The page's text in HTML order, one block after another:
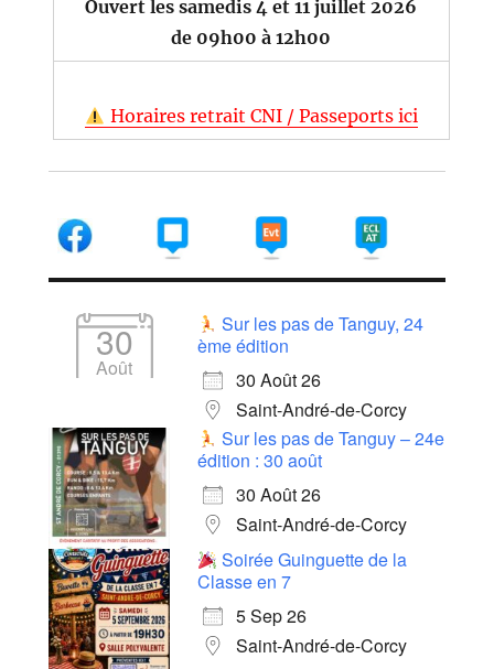
Ouvert les samedis 4 et 11 juillet 2026
de 09h00 à 12h00
Horaires retrait CNI / Passeports ici
30
Août
Sur les pas de Tanguy, 24
ème édition
30 Août 26
Saint-André-de-Corcy
Sur les pas de Tanguy – 24e
édition : 30 août
30 Août 26
Saint-André-de-Corcy
Soirée Guinguette de la
Classe en 7
5 Sep 26
Saint-André-de-Corcy